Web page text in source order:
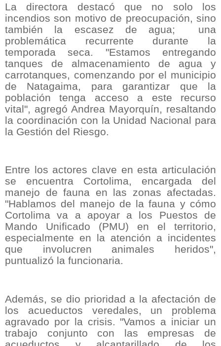
La directora destacó que no solo los
incendios son motivo de preocupación, sino
también la escasez de agua;
una
problemática recurrente durante la
temporada seca. "Estamos entregando
tanques de almacenamiento de agua y
carrotanques, comenzando por el municipio
de Natagaima, para garantizar que la
población tenga acceso a este recurso
vital", agregó Andrea Mayorquín, resaltando
la coordinación con la Unidad Nacional para
la Gestión del Riesgo.
Entre los actores clave en esta articulación
se encuentra Cortolima, encargada del
manejo de fauna en las zonas afectadas.
"Hablamos del manejo de la fauna y cómo
Cortolima va a apoyar a los Puestos de
Mando Unificado (PMU) en el territorio,
especialmente en la atención a incidentes
que involucren animales heridos",
puntualizó la funcionaria.
Además, se dio prioridad a la afectación de
los acueductos veredales, un problema
agravado por la crisis. "Vamos a iniciar un
trabajo conjunto con las empresas de